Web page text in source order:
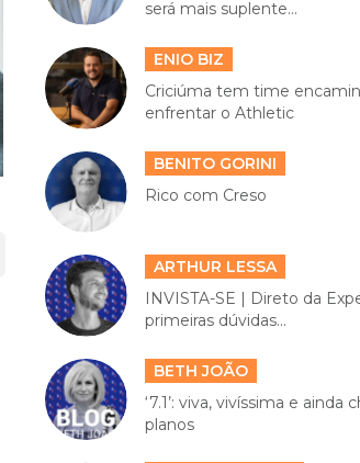
será mais suplente...
ENIO BIZ
Criciúma tem time
enfrentar o Athletic
BENITO GORINI
Rico com Creso
ARTHUR LESSA
INVISTA-SE | Direto da
primeiras dúvidas...
BETH JOÃO
‘7.1’: viva, vivíssima e ainda
planos